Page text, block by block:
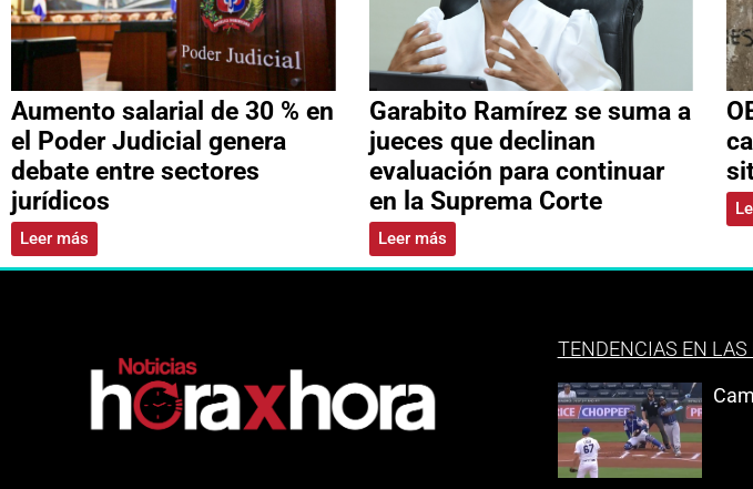
Aumento salarial de 30 % en
el Poder Judicial genera
debate entre sectores
jurídicos
Leer más
Garabito Ramírez se suma a
jueces que declinan
evaluación para continuar
en la Suprema Corte
Leer más
TENDENCIAS EN LAS